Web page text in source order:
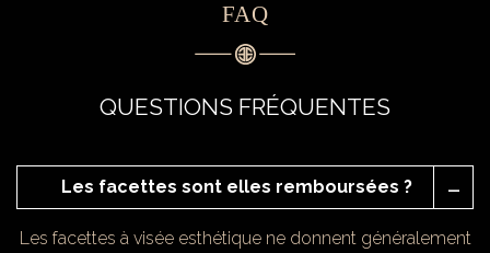
FAQ
QUESTIONS FRÉQUENTES
Les facettes sont elles remboursées ?
Les facettes à visée esthétique ne donnent généralement